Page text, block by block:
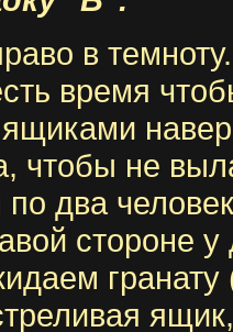
в
время
чтобы не
два
стороне